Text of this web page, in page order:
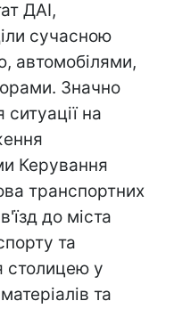
ДАІ,
сучасною
автомобілями,
Значно
на
Керування
транспортних
до міста
та
столицею у
та